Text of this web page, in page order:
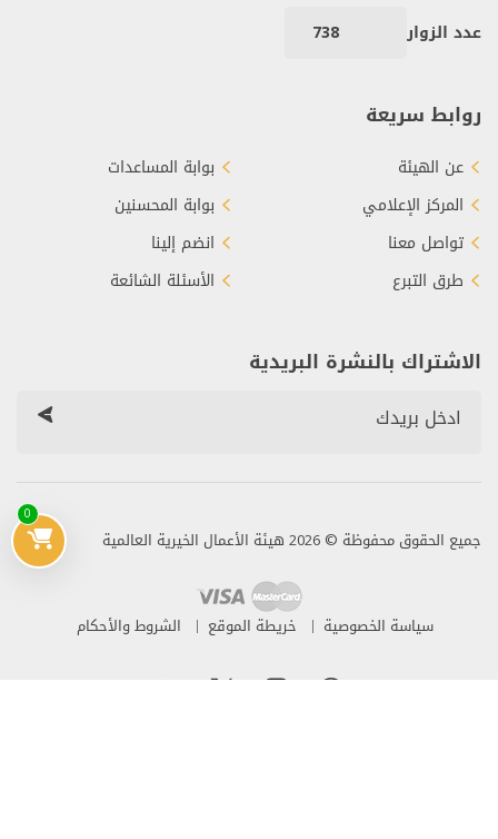
0
عدد الزوار 738
روابط سريعة
عن الهيئة
المركز الإعلامي
تواصل معنا
طرق التبرع
بوابة المساعدات
بوابة المحسنين
انضم إلينا
الأسئلة الشائعة
الاشتراك بالنشرة البريدية
جميع الحقوق محفوظة © 2026 هيئة الأعمال الخيرية العالمية
سياسة الخصوصية خريطة الموقع الشروط والأحكام